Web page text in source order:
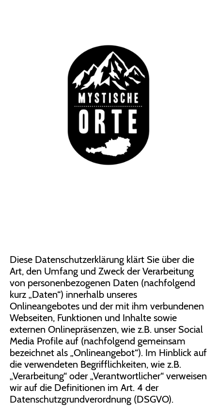
Diese Datenschutzerklärung klärt Sie über die
Art, den Umfang und Zweck der Verarbeitung
von personenbezogenen Daten (nachfolgend
kurz „Daten“) innerhalb unseres
Onlineangebotes und der mit ihm verbundenen
Webseiten, Funktionen und Inhalte sowie
externen Onlinepräsenzen, wie z.B. unser Social
Media Profile auf (nachfolgend gemeinsam
bezeichnet als „Onlineangebot“). Im Hinblick auf
die verwendeten Begrifflichkeiten, wie z.B.
„Verarbeitung“ oder „Verantwortlicher“ verweisen
wir auf die Definitionen im Art. 4 der
Datenschutzgrundverordnung (DSGVO).